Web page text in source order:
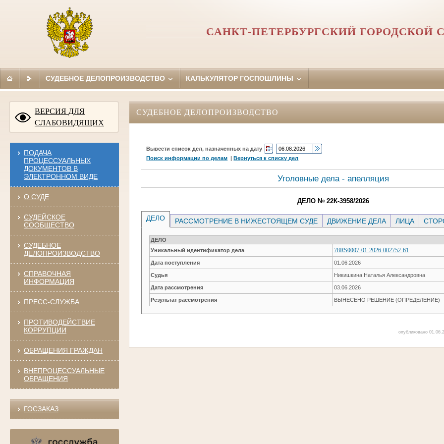
САНКТ-ПЕТЕРБУРГСКИЙ ГОРОДСКОЙ
СУДЕБНОЕ ДЕЛОПРОИЗВОДСТВО КАЛЬКУЛЯТОР ГОСПОШЛИНЫ
ВЕРСИЯ ДЛЯ
СЛАБОВИДЯЩИХ
ПОДАЧА
ПРОЦЕССУАЛЬНЫХ
ДОКУМЕНТОВ В
ЭЛЕКТРОННОМ ВИДЕ
О СУДЕ
СУДЕЙСКОЕ
СООБЩЕСТВО
СУДЕБНОЕ
ДЕЛОПРОИЗВОДСТВО
СПРАВОЧНАЯ
ИНФОРМАЦИЯ
ПРЕСС-СЛУЖБА
ПРОТИВОДЕЙСТВИЕ
КОРРУПЦИИ
ОБРАЩЕНИЯ ГРАЖДАН
ВНЕПРОЦЕССУАЛЬНЫЕ
ОБРАЩЕНИЯ
ГОСЗАКАЗ
СУДЕБНОЕ ДЕЛОПРОИЗВОДСТВО
Вывести список дел, назначенных на дату
Поиск информации по делам |Вернуться к списку дел
Уголовные дела - апелляция
ДЕЛО № 22К-3958/2026
ДЕЛО РАССМОТРЕНИЕ В НИЖЕСТОЯЩЕМ СУДЕ ДВИЖЕНИЕ ДЕЛА ЛИЦА
ДЕЛО
Уникальный идентификатор дела
78RS0007-01-2026-002752-61
Дата поступления 01.06.2026
Судья Никишкина Наталья Александровна
Дата рассмотрения 03.06.2026
Результат рассмотрения ВЫНЕСЕНО РЕШЕНИЕ (ОПРЕДЕЛЕНИЕ)
опубликовано